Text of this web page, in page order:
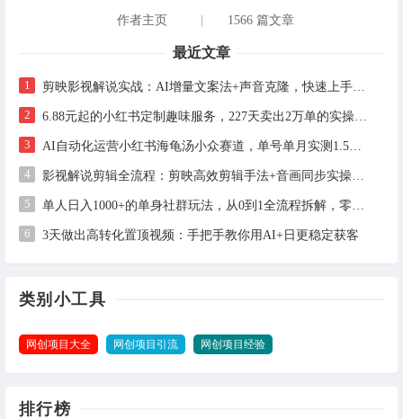
作者主页 1566 篇文章
最近文章
1
2
3
4
5
6 3天做出高转化置顶视频：手把手教你用AI+日更稳定获客
类别小工具
网创项目大全 网创项目引流 网创项目经验
排行榜